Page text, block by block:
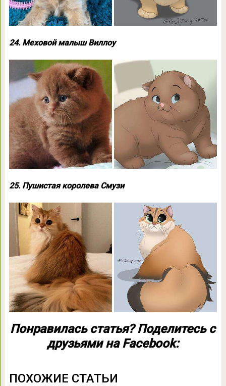
24. Меховой малыш Виллоу
25. Пушистая королева Смузи
Понравилась статья? Поделитесь с
друзьями на Facebook:
ПОХОЖИЕ СТАТЬИ